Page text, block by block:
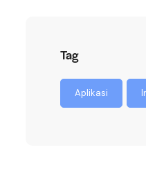
Tag
Aplikasi